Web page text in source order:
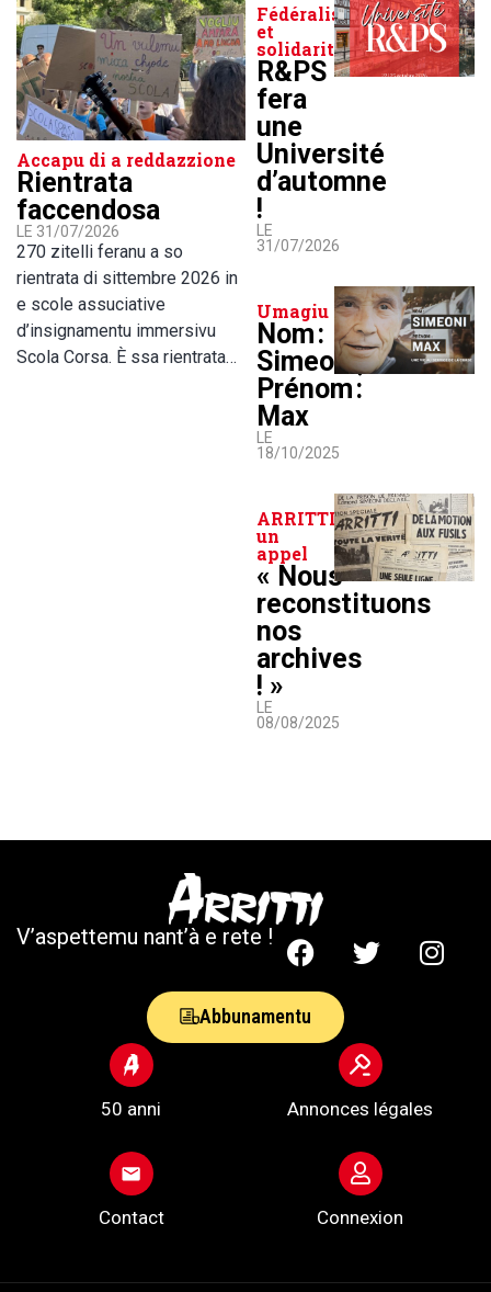
Accapu di a reddazzione
Rientrata
faccendosa
LE 31/07/2026
270 zitelli feranu a so
rientrata di sittembre 2026 in
e scole assuciative
d’insignamentu immersivu
Scola Corsa. È ssa rientrata…
Fédéralisme
et
solidarité
R&PS
fera
une
Université
d’automne
!
LE
31/07/2026
Umagiu
Nom :
Simeoni,
Prénom :
Max
LE
18/10/2025
ARRITTI lance
un
appel
« Nous
reconstituons
nos
archives
! »
LE
08/08/2025
V’aspettemu nant’à e rete !
50 anni Annonces légales
Contact Connexion
Abbunamentu